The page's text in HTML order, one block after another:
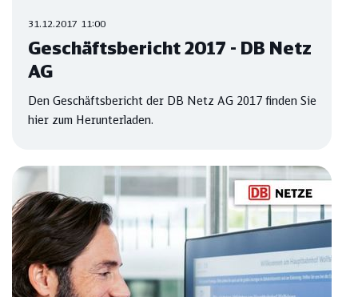
31.12.2017 11:00
Geschäftsbericht 2017 - DB Netz
AG
Den Geschäftsbericht der DB Netz AG 2017 finden Sie
hier zum Herunterladen.